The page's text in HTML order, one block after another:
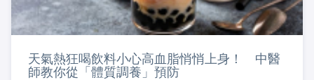
天氣熱狂喝飲料小心高血脂悄悄上身！ 中醫
師教你從「體質調養」預防